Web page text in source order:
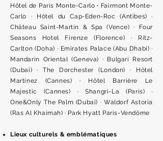
Hôtel de Paris Monte-Carlo · Fairmont Monte-
Carlo · Hôtel du Cap-Eden-Roc (Antibes) ·
Château Saint-Martin & Spa (Vence) · Four
Seasons Hotel Firenze (Florence) · Ritz-
Carlton (Doha) · Emirates Palace (Abu Dhabi) ·
Mandarin Oriental (Geneva) · Bulgari Resort
(Dubaï) · The Dorchester (London) · Hôtel
Martinez (Cannes) · Hôtel Barrière Le
Majestic (Cannes) · Shangri-La (Paris) ·
One&Only The Palm (Dubaï) · Waldorf Astoria
(Ras Al Khaimah) · Park Hyatt Paris-Vendôme
Lieux culturels & emblématiques